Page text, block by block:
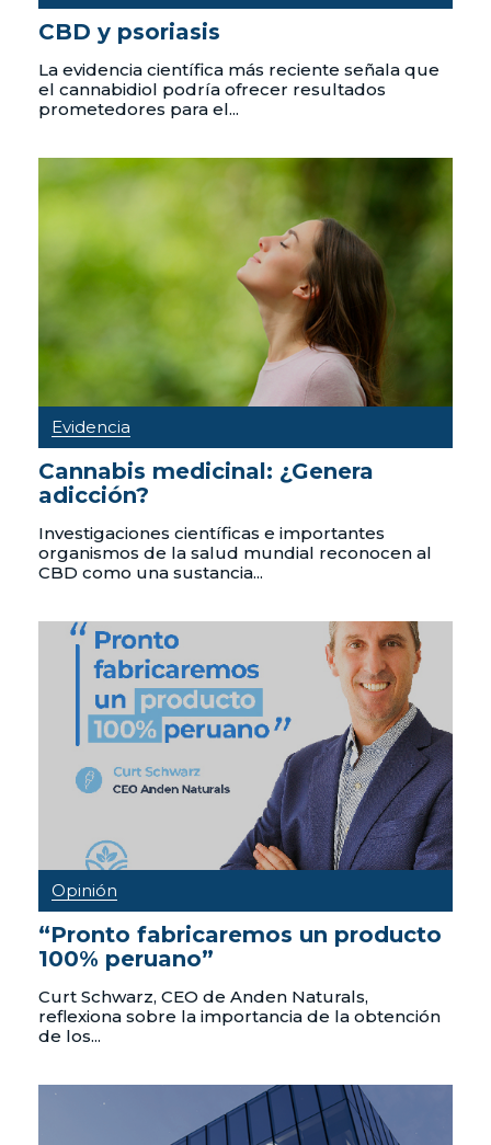
CBD y psoriasis
La evidencia científica más reciente señala que
el cannabidiol podría ofrecer resultados
prometedores para el...
Evidencia
Cannabis medicinal: ¿Genera
adicción?
Investigaciones científicas e importantes
organismos de la salud mundial reconocen al
CBD como una sustancia...
Opinión
“Pronto fabricaremos un producto
100% peruano”
Curt Schwarz, CEO de Anden Naturals,
reflexiona sobre la importancia de la obtención
de los...